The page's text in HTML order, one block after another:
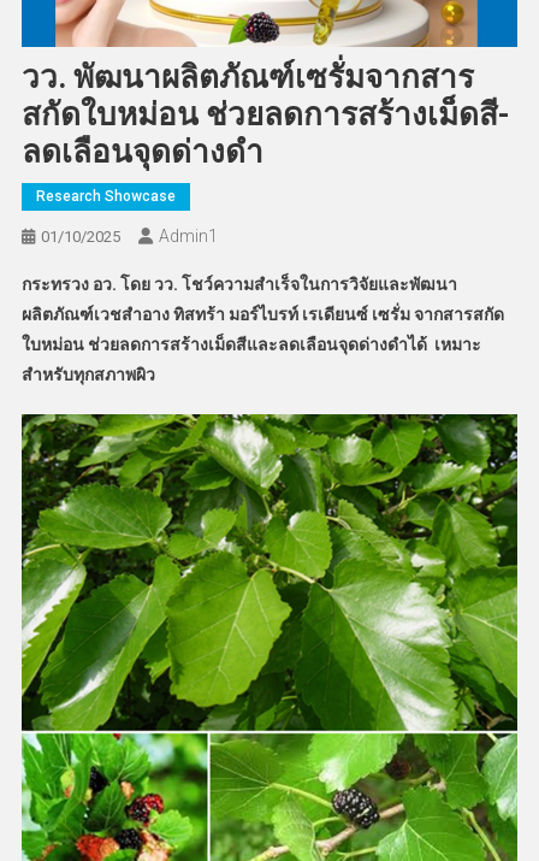
วว. พัฒนาผลิตภัณฑ์เซรั่มจากสาร
สกัดใบหม่อน ช่วยลดการสร้างเม็ดสี-
ลดเลือนจุดด่างดำ
Research Showcase
01/10/2025 Admin​1
กระทรวง อว. โดย วว. โชว์ความสำเร็จในการวิจัยและพัฒนา
ผลิตภัณฑ์เวชสำอาง ทิสทร้า มอร์ไบรท์ เรเดียนซ์ เซรั่ม จากสารสกัด
ใบหม่อน ช่วยลดการสร้างเม็ดสีและลดเลือนจุดด่างดำได้ เหมาะ
สำหรับทุกสภาพผิว